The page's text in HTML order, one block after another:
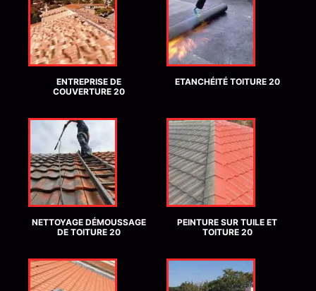
ENTREPRISE DE
COUVERTURE 20
ETANCHÉITÉ TOITURE 20
NETTOYAGE DÉMOUSSAGE
DE TOITURE 20
PEINTURE SUR TUILE ET
TOITURE 20